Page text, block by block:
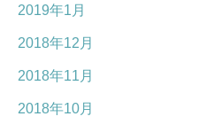
2019年1月
2018年12月
2018年11月
2018年10月